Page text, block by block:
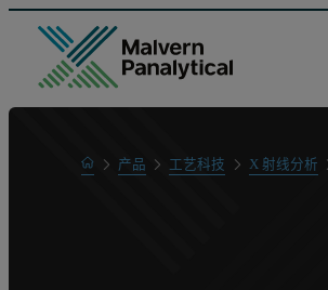
Home产品 工艺科技 X 射线分析